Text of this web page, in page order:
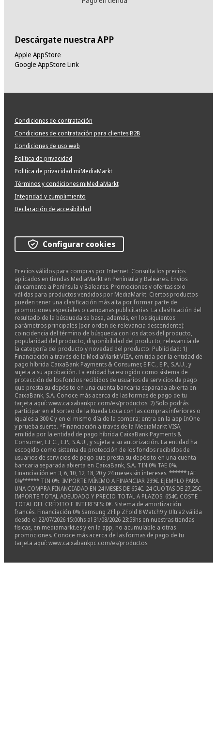
Descárgate nuestra APP
Apple AppStore
Google AppStore Link
Condiciones de contratación
Condiciones de contratación para clientes B2B
Condiciones de uso web
Política de privacidad
Politica de privacidad miMediaMarkt
Términos y condiciones miMediaMarkt
Integridad y cumplimiento
Declaración de accesibilidad
Configurar cookies
Precios válidos para compras por Internet. Consulta los precios
aplicados en tiendas MediaMarkt en Península y Baleares. Envíos
únicamente a Península y Baleares. Promociones y ofertas solo
válidas para productos vendidos por MediaMarkt. Ciertos productos
pueden tener una clasificación más alta por formar parte de
promociones especiales o campañas publicitarias. La clasificación del
resultado de la búsqueda se basa, además, en los siguientes
parámetros principales (por orden de relevancia descendente):
coincidencia del término de búsqueda con los datos del producto,
popularidad del producto, disponibilidad del producto, relevancia de
la categoría del producto y novedad del producto. Publicidad: 1)
Financiación a través de la MediaMarkt VISA, emitida por la entidad de
pago híbrida CaixaBank Payments & Consumer, E.F.C., E.P., S.A.U., y
sujeta a su aprobación. La entidad ha escogido como sistema de
protección de los fondos recibidos de usuarios de servicios de pago
que presta su depósito en una cuenta bancaria separada abierta en
CaixaBank, S.A. Conoce más acerca de las formas de pago de tu
tarjeta aquí: www.caixabankpc.com/es/productos. 2) Solo podrás
participar en el sorteo de la Rueda Loca con las compras inferiores o
iguales a 300 € y en el mismo día de la compra; entra en la app InOne
y prueba suerte. *Financiación a través de la MediaMarkt VISA,
emitida por la entidad de pago híbrida CaixaBank Payments &
Consumer, E.F.C., E.P., S.A.U., y sujeta a su autorización. La entidad ha
escogido como sistema de protección de los fondos recibidos de
usuarios de servicios de pago que presta su depósito en una cuenta
bancaria separada abierta en CaixaBank, S.A. TIN 0% TAE 0%.
Financiación en 3, 6, 10, 12, 18, 20 y 24 meses sin intereses. ******TAE
0%****** TIN 0%. IMPORTE MÍNIMO A FINANCIAR 299€. EJEMPLO PARA
UNA COMPRA FINANCIADAD EN 24 MESES DE 654€. 24 CUOTAS DE 27,25€.
IMPORTE TOTAL ADEUDADO Y PRECIO TOTAL A PLAZOS: 654€. COSTE
TOTAL DEL CRÉDITO E INTERESES: 0€. Sistema de amortización
francés. Financiación 0% Samsung ZFlip ZFold 8 Watch9 y Ultra2 válida
desde el 22/07/2026 15:00hs al 31/08/2026 23:59hs en nuestras tiendas
físicas, en mediamarkt.es y en la app, no acumulable a otras
promociones. Conoce más acerca de las formas de pago de tu
tarjeta aquí: www.caixabankpc.com/es/productos.